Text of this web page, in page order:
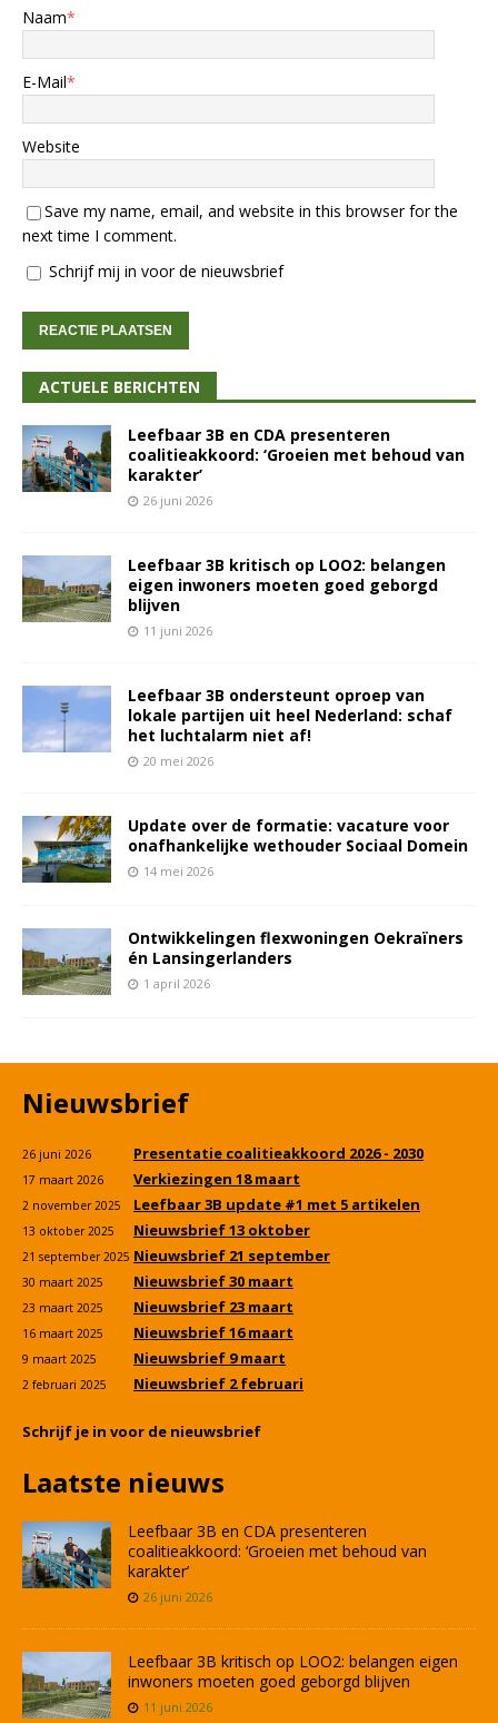
Naam*
E-Mail*
Website
Save my name, email, and website in this browser for the
next time I comment.
Schrijf mij in voor de nieuwsbrief
ACTUELE BERICHTEN
Leefbaar 3B en CDA presenteren
coalitieakkoord: ‘Groeien met behoud van
karakter’
26 juni 2026
Leefbaar 3B kritisch op LOO2: belangen
eigen inwoners moeten goed geborgd
blijven
11 juni 2026
Leefbaar 3B ondersteunt oproep van
lokale partijen uit heel Nederland: schaf
het luchtalarm niet af!
20 mei 2026
Update over de formatie: vacature voor
onafhankelijke wethouder Sociaal Domein
14 mei 2026
Ontwikkelingen flexwoningen Oekraïners
én Lansingerlanders
1 april 2026
Nieuwsbrief
26 juni 2026 Presentatie coalitieakkoord 2026 - 2030
17 maart 2026 Verkiezingen 18 maart
2 november 2025 Leefbaar 3B update #1 met 5 artikelen
13 oktober 2025 Nieuwsbrief 13 oktober
21 september 2025 Nieuwsbrief 21 september
30 maart 2025 Nieuwsbrief 30 maart
23 maart 2025 Nieuwsbrief 23 maart
16 maart 2025 Nieuwsbrief 16 maart
9 maart 2025 Nieuwsbrief 9 maart
2 februari 2025 Nieuwsbrief 2 februari
Schrijf je in voor de nieuwsbrief
Laatste nieuws
Leefbaar 3B en CDA presenteren
coalitieakkoord: ‘Groeien met behoud van
karakter’
26 juni 2026
Leefbaar 3B kritisch op LOO2: belangen eigen
inwoners moeten goed geborgd blijven
11 juni 2026